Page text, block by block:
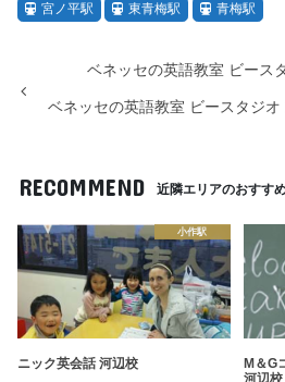
宮ノ平駅 東青梅駅 青梅駅
ベネッセの英語教室 ビース
ベネッセの英語教室 ビースタジ
RECOMMEND 近隣エリアのおすす
小作駅
ニック英会話 河辺校
M＆G
河辺校